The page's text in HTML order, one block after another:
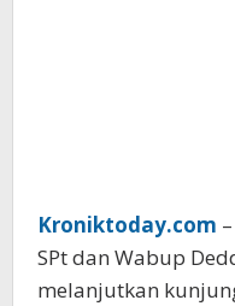
Kroniktoday.com
SPt dan Wabup
melanjutkan